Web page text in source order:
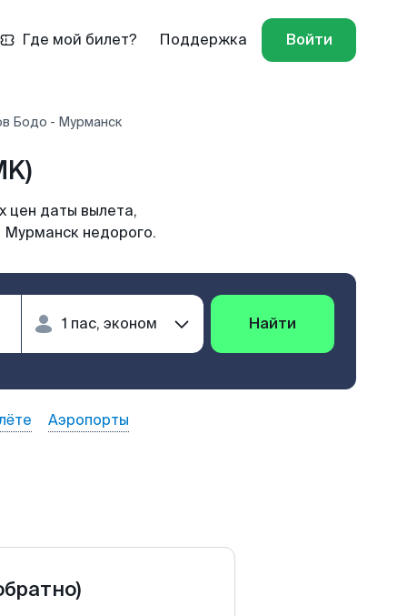
Где мой билет? Поддержка Войти
Бодо - Мурманск
цен даты вылета,
Мурманск недорого.
Найти
Аэропорты